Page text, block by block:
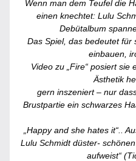
Wenn man dem Teufel die
einen knechtet: Lulu
Debütalbum
Das Spiel, das bedeutet für
einbauen,
Video zu „Fire“ posiert sie
Ästhetik
gern inszeniert – nur
Brustpartie ein schwarzes
„Happy and she hates it“..
Lulu Schmidt düster-
aufweist“